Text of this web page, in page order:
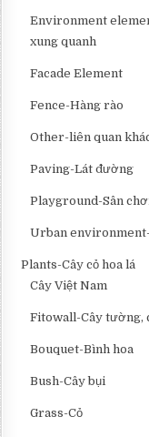
Environment
xung quanh
Facade Element
Fence-Hàng rào
Other-liên quan
Paving-Lát đường
Playground-Sân
Urban
Plants-Cây cỏ hoa lá
Cây Việt Nam
Fitowall-Cây tường,
Bouquet-Bình hoa
Bush-Cây bụi
Grass-Cỏ